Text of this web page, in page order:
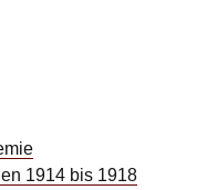
1914 bis 1918